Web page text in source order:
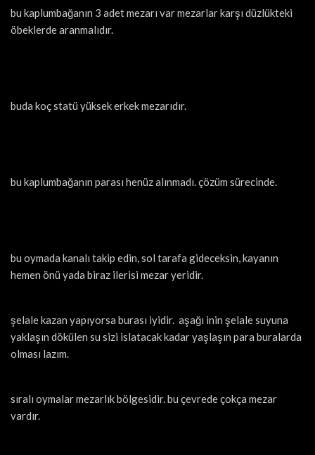
bu kaplumbağanın 3 adet mezarı var mezarlar karşı düzlükteki
öbeklerde aranmalıdır.
buda koç statü yüksek erkek mezarıdır.
bu kaplumbağanın parası henüz alınmadı. çözüm sürecinde.
bu oymada kanalı takip edin, sol tarafa gideceksin, kayanın
hemen önü yada biraz ilerisi mezar yeridir.
şelale kazan yapıyorsa burası iyidir. aşağı inin şelale suyuna
yaklaşın dökülen su sizi islatacak kadar yaşlaşın para buralarda
olması lazım.
sıralı oymalar mezarlık bölgesidir. bu çevrede çokça mezar
vardır.